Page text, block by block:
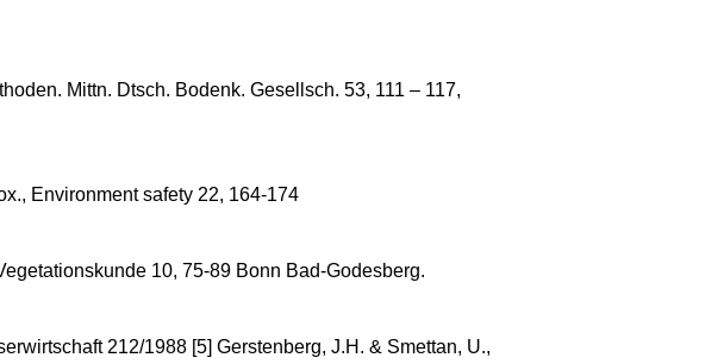
Mittn. Dtsch. Bodenk. Gesellsch. 53, 111 – 117,
Environment safety 22, 164-174
10, 75-89 Bonn Bad-Godesberg.
212/1988 [5] Gerstenberg, J.H. & Smettan, U.,